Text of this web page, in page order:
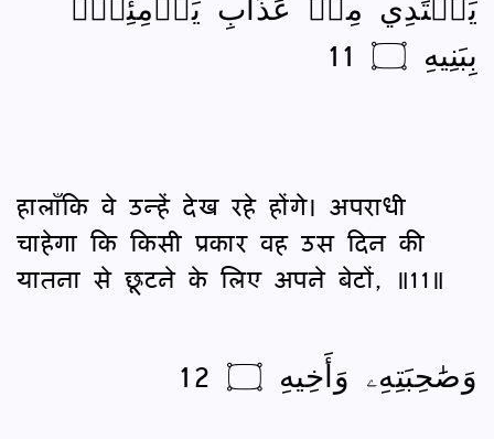
بِبَنِيهِ ۝ 11
हालाँकि वे उन्‍हें देख रहे होंगे। अपराधी
चाहेगा कि किसी प्रकार वह उस दिन की
यातना से छूटने के लिए अपने बेटों, ॥11॥
وَصَٰحِبَتِهِۦ وَأَخِيهِ ۝ 12